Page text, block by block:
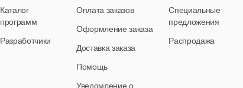
Каталог
программ
Разработчики
Оплата заказов
Оформление заказа
Доставка заказа
Помощь
Уведомление о
Специальные
предложения
Распродажа